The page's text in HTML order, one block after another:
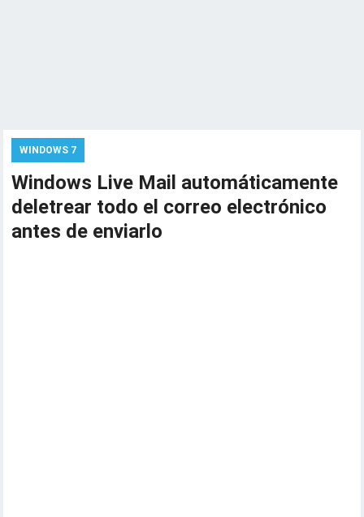
WINDOWS 7
Windows Live Mail automáticamente
deletrear todo el correo electrónico
antes de enviarlo